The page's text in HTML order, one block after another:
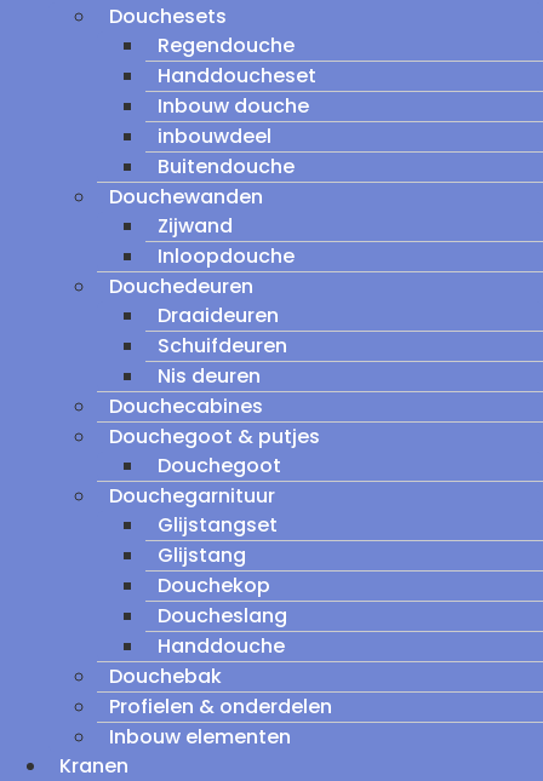
Douchesets
Regendouche
Handdoucheset
Inbouw douche
inbouwdeel
Buitendouche
Douchewanden
Zijwand
Inloopdouche
Douchedeuren
Draaideuren
Schuifdeuren
Nis deuren
Douchecabines
Douchegoot & putjes
Douchegoot
Douchegarnituur
Glijstangset
Glijstang
Douchekop
Doucheslang
Handdouche
Douchebak
Profielen & onderdelen
Inbouw elementen
Kranen